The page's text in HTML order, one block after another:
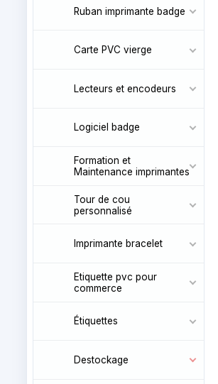
Ruban imprimante badge
Carte PVC vierge
Lecteurs et encodeurs
Logiciel badge
Formation et
Maintenance imprimantes
Tour de cou
personnalisé
Imprimante bracelet
Etiquette pvc pour
commerce
Étiquettes
Destockage